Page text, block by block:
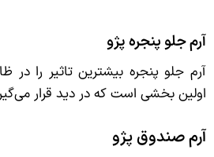
آرم جلو پنجره پژو
آرم جلو پنجره بیشترین تاثیر را در
اولین بخشی است که در دید قرار
آرم صندوق پژو